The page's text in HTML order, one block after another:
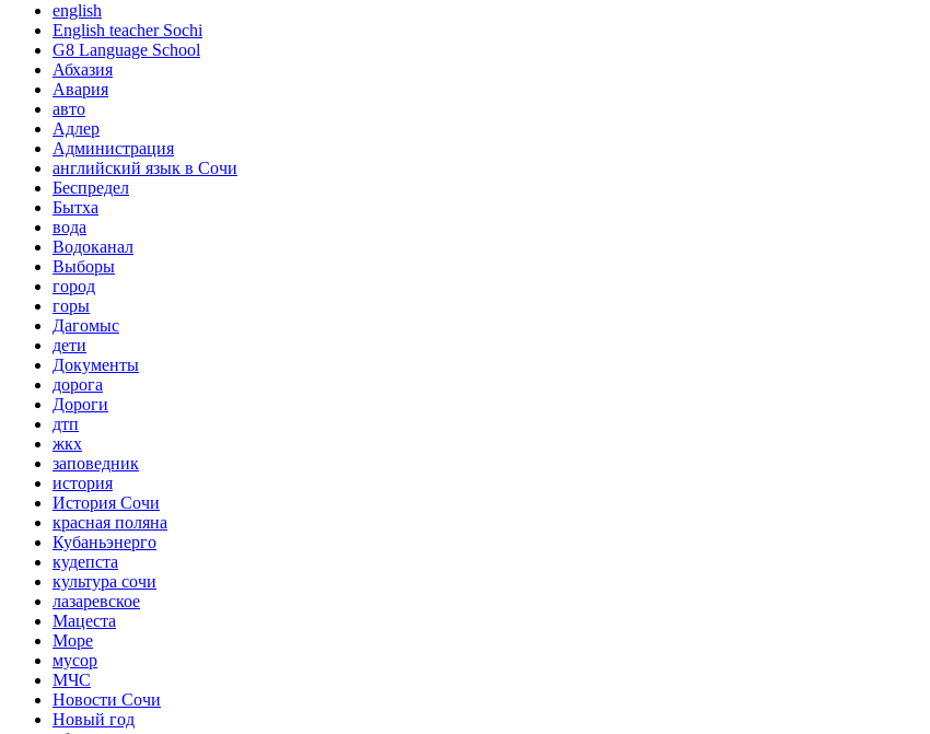
english
English teacher Sochi
G8 Language School
Абхазия
Авария
авто
Адлер
Администрация
английский язык в Сочи
Беспредел
Бытха
вода
Водоканал
Выборы
город
горы
Дагомыс
дети
Документы
дорога
Дороги
дтп
жкх
заповедник
история
История Сочи
красная поляна
Кубаньэнерго
кудепста
культура сочи
лазаревское
Мацеста
Море
мусор
МЧС
Новости Сочи
Новый год